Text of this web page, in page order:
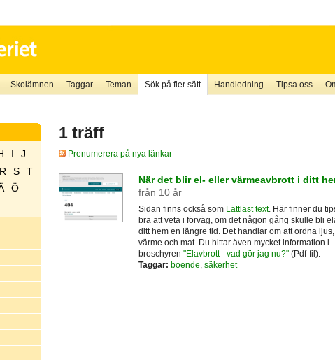
Skolämnen Taggar Teman Sök på fler sätt Handledning Tipsa oss
I
J
R S
T
Ö
1 träff
Prenumerera på nya länkar
När det blir el- eller värmeavbrott i ditt
från 10 år
Sidan finns också som Lättläst text. Här finner du
bra att veta i förväg, om det någon gång skulle bli
ditt hem en längre tid. Det handlar om att ordna ljus,
värme och mat. Du hittar även mycket information i
broschyren "Elavbrott - vad gör jag nu?"(Pdf-fil).
Taggar: boende säkerhet